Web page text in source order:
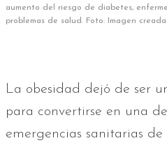
aumento del riesgo de diabetes,
problemas de salud. Foto: Imagen creada
La obesidad dejó de ser
para convertirse en una
emergencias sanitarias de